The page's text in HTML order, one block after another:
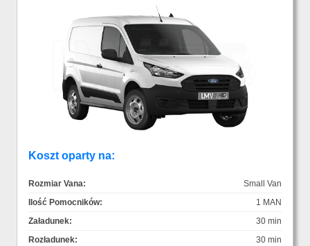
Koszt oparty na:
Rozmiar Vana:
Small Van
Ilość Pomocników:
1 MAN
Załadunek:
30 min
Rozładunek:
30 min